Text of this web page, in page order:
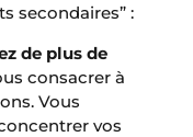
secondaires” :
de plus de
consacrer à
Vous
vos